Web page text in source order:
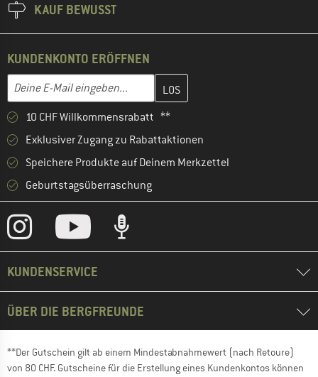
KAUF BEWUSST
KUNDENKONTO ERÖFFNEN
E-Mail-Adresse
Gib hier deine E-Mail-Adresse ein und erstelle im nächsten
10 CHF Willkommensrabatt **
Exklusiver Zugang zu Rabattaktionen
Speichere Produkte auf Deinem Merkzettel
Geburtstagsüberraschung
KUNDENSERVICE
ÜBER DIE BERGFREUNDE
**Der Gutschein gilt ab einem Mindestabnahmewert (nach Retoure)
von 80 CHF. Gutscheine für die Erstellung eines Kundenkontos können